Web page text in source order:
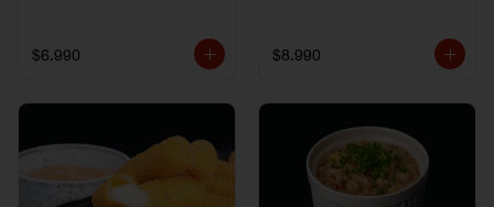
$6.990 $8.990